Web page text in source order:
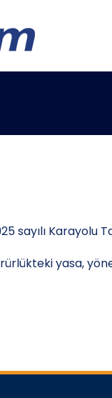
sayılı
yasa,